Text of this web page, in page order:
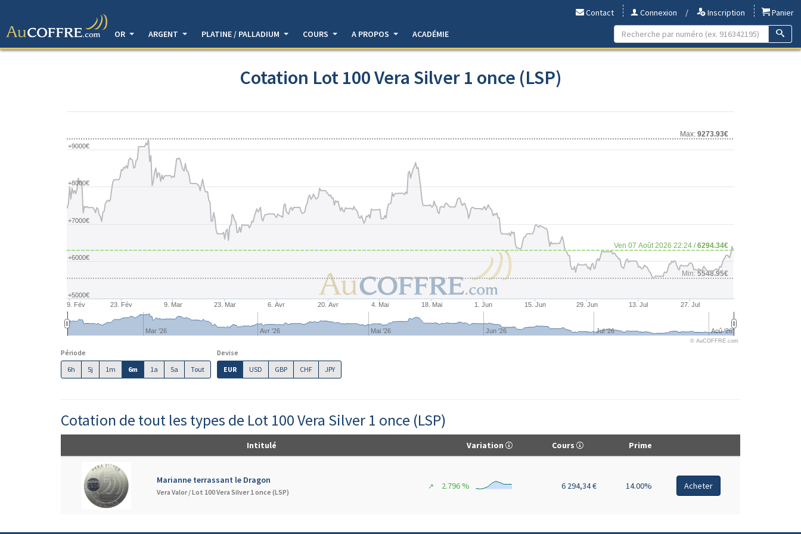
Contact Connexion / Inscription
Panier
OR
ARGENT PLATINE / PALLADIUM COURS A PROPOS ACADÉMIE
Cotation Lot 100 Vera Silver 1 once (LSP)
Min:5548.95€
Max: 9273.93€
Ven 07 Août 2026 22:24 /6294.34€
9. Fév 23. Fév 9. Mar 23. Mar 6. Avr 20. Avr 4. Mai 18. Mai 1. Jun 15. Jun 29. Jun 13. Jul 27. Jul
Mar '26 Avr '26 Mai '26 Jun '26 Jul '26 Aoû '26
+5000€
+6000€
+7000€
+8000€
+9000€
© AuCOFFRE.com
Période
6h
5j 1m 6m 1a 5a Tout
Devise
EUR
USD GBP CHF JPY
Cotation de tout les types de Lot 100 Vera Silver 1 once (LSP)
Intitulé Variation Cours Prime
Marianne terrassant le Dragon
Vera Valor /Lot 100 Vera Silver 1 once (LSP)
↗ 2.796 % 6 294,34 € 14.00% Acheter